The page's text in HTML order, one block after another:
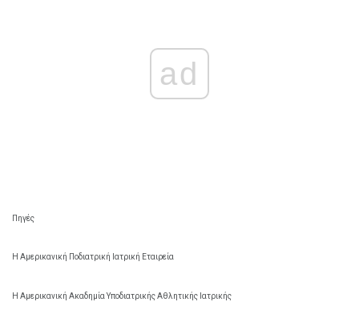
ad
Πηγές
Η Αμερικανική Ποδιατρική Ιατρική Εταιρεία
Η Αμερικανική Ακαδημία Υποδιατρικής Αθλητικής Ιατρικής